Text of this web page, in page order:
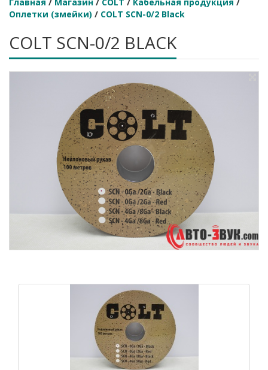
Оплетки (змейки) / COLT SCN-0/2 Black
COLT SCN-0/2 BLACK